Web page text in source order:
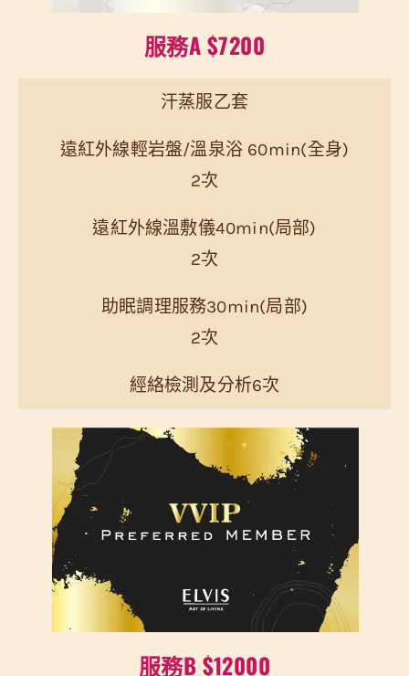
服務A $7200
汗蒸服乙套
遠紅外線輕岩盤/溫泉浴 60min(全身)
2次
遠紅外線溫敷儀40min(局部)
2次
助眠調理服務30min(局部)
2次
經絡檢測及分析6次
服務B $12000